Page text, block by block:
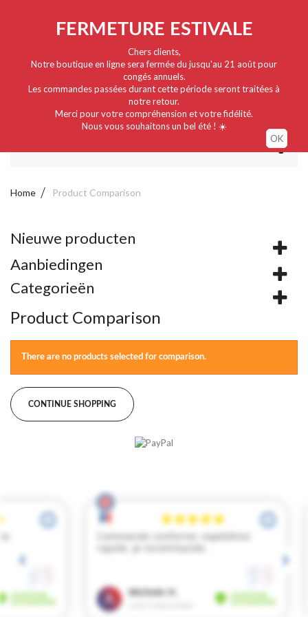
FERMETURE ESTIVALE
Chers clients,
Notre boutique en ligne sera fermée du jusqu'au 21 août pour
congés annuels.
Les commandes passées durant cette période seront traitées à
notre retour.
Merci pour votre compréhension et votre fidélité.
Nous vous souhaitons un bel été ! ☀️
OK
Home Product Comparison
Nieuwe producten
Aanbiedingen
Categorieën
Product Comparison
There are no products selected for comparison.
CONTINUE SHOPPING